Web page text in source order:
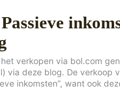
verkopen via bol.com
via deze blog. De verkoop
inkomsten”, want ook